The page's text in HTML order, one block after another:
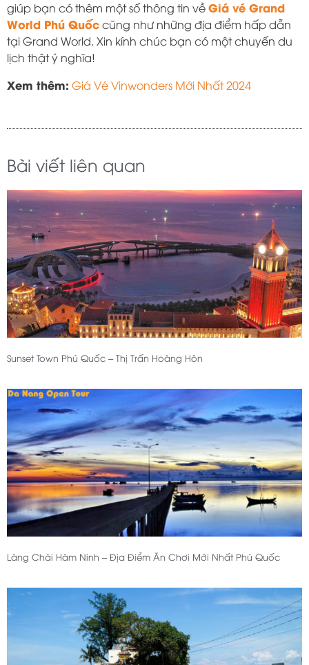
giúp bạn có thêm một số thông tin vềGiá vé Grand
World Phú Quốccũng như những địa điểm hấp dẫn
tại Grand World. Xin kính chúc bạn có một chuyến du
lịch thật ý nghĩa!
Xem thêm: Giá Vé Vinwonders Mới Nhất 2024
Bài viết liên quan
Sunset Town Phú Quốc – Thị Trấn Hoàng Hôn
Làng Chài Hàm Ninh – Địa Điểm Ăn Chơi Mới Nhất Phú Quốc